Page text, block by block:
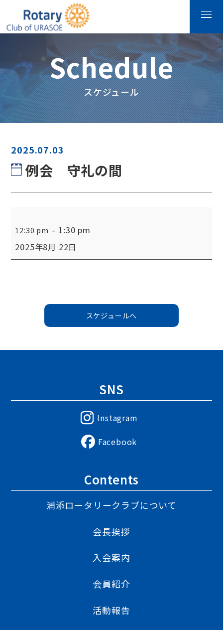
Schedule
スケジュール
例会 守礼の間
2025.07.03
会
守
12:30 pm – 1:30 pm
2025年8月 22日
スケジュールへ
SNS
Instagram
Facebook
Contents
浦添ロータリークラブについて
会長挨拶
入会案内
会員紹介
活動報告